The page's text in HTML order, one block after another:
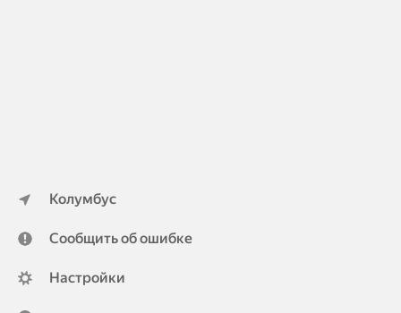
Колумбус
Сообщить об ошибке
Настройки